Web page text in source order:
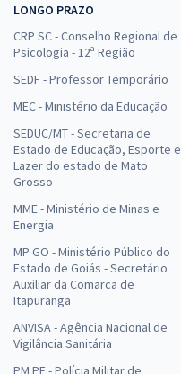
LONGO PRAZO
CRP SC - Conselho Regional de
Psicologia - 12ª Região
SEDF - Professor Temporário
MEC - Ministério da Educação
SEDUC/MT - Secretaria de
Estado de Educação, Esporte e
Lazer do estado de Mato
Grosso
MME - Ministério de Minas e
Energia
MP GO - Ministério Público do
Estado de Goiás - Secretário
Auxiliar da Comarca de
Itapuranga
ANVISA - Agência Nacional de
Vigilância Sanitária
PM PE - Polícia Militar de